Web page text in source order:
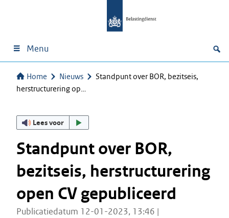
Menu
Home Nieuws
Standpunt over BOR, bezitseis,
herstructurering op…
Lees voor
Standpunt over BOR,
bezitseis, herstructurering
open CV gepubliceerd
Publicatiedatum 12-01-2023, 13:46 |